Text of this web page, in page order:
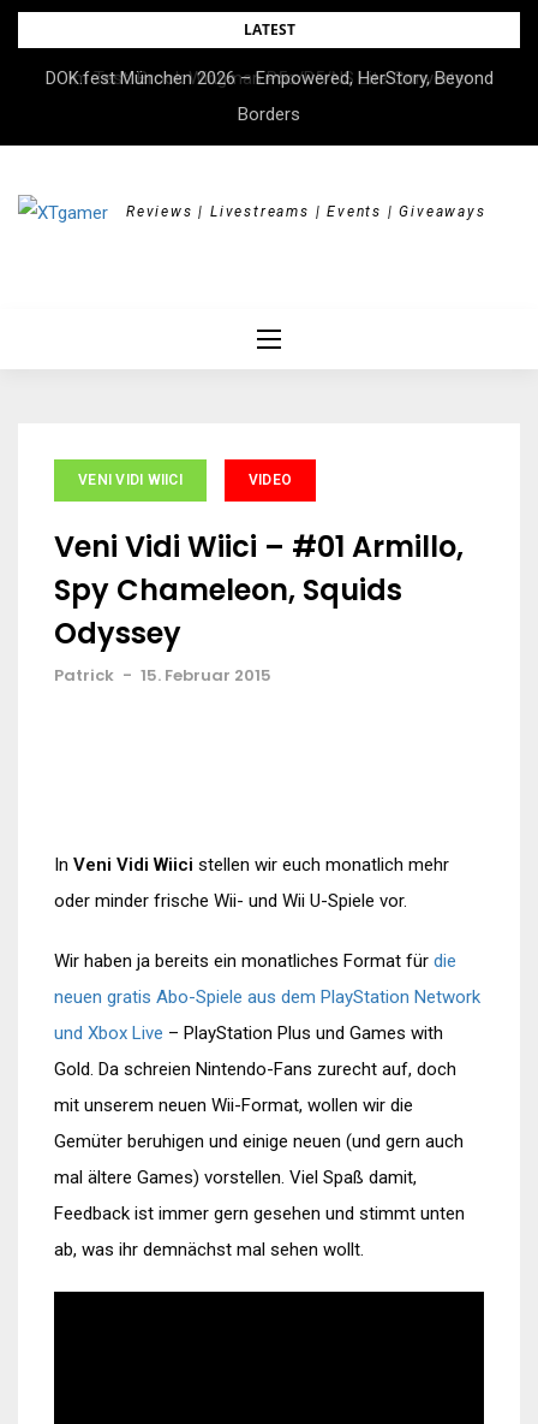
Skip
content
LATEST
Im Test: Brook Wingman P5s/P5/NS Lite Converter
DOK.fest München 2026 – Empowered, HerStory, Beyond
Borders
Reviews | Livestreams | Events | Giveaways
VENI VIDI WIICI VIDEO
Veni Vidi Wiici – #01 Armillo,
Spy Chameleon, Squids
Odyssey
Patrick - 15. Februar 2015
In Veni Vidi Wiici stellen wir euch monatlich mehr
oder minder frische Wii- und Wii U-Spiele vor.
Wir haben ja bereits ein monatliches Format für die
neuen gratis Abo-Spiele aus dem PlayStation Network
und Xbox Live – PlayStation Plus und Games with
Gold. Da schreien Nintendo-Fans zurecht auf, doch
mit unserem neuen Wii-Format, wollen wir die
Gemüter beruhigen und einige neuen (und gern auch
mal ältere Games) vorstellen. Viel Spaß damit,
Feedback ist immer gern gesehen und stimmt unten
ab, was ihr demnächst mal sehen wollt.